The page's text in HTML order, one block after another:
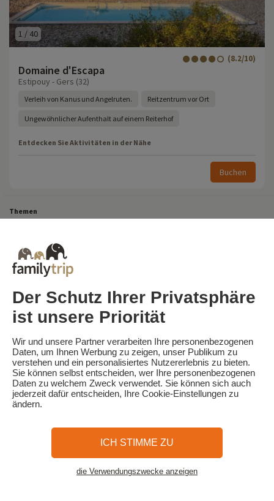
Siehe Karte
1 / 40
Domaine d'Escapa
(8.2/10)
Estipouy - Gers (32)
Verleih von Kanus und Angelruten. Reitzentrum vor Ort
Ungewöhnlicher Aufenthalt auf einem Reiterhof
Entdecken Sie Aktivitäten in der Nähe
Buchen
Themen
Last-Minute-Kurzurlaub
Kurzurlaub Ausgefallen
Reiseziele
Skiurlaub in Frankreich
Familytrip
Wer sind wir?
AGB und Datenschutzrichtlinie
Die Presse berichtet über uns
Partner FAQ Blog Sitemap
Sicheres Bezahlen Realisiert von Sooyoos
Brauchen Sie Hilfe? 09 72 26 99 33
Der Schutz Ihrer Privatsphäre
ist unsere Priorität
Wir und unsere Partner verarbeiten Ihre personenbezogenen
Daten, um Ihnen Werbung zu zeigen, unser Publikum zu
verstehen und ein personalisiertes Nutzererlebnis zu bieten.
Sie können selbst entscheiden, wer Ihre personenbezogenen
Daten zu welchem Zweck verwendet. Sie können sich auch
jederzeit dafür entscheiden, Ihre Cookie-Einstellungen zu
ändern.
ICH STIMME ZU
die Verwendungszwecke anzeigen